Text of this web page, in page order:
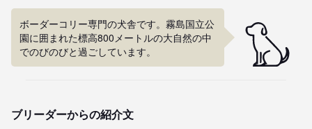
ボーダーコリー専門の犬舎です。霧島国立公
園に囲まれた標高800メートルの大自然の中
でのびのびと過ごしています。
ブリーダーからの紹介文